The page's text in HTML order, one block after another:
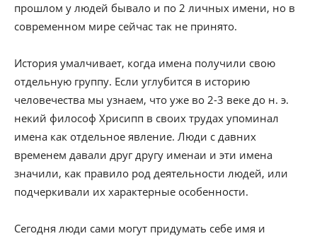
прошлом у людей бывало и по 2 личных имени, но в
современном мире сейчас так не принято.
История умалчивает, когда имена получили свою
отдельную группу. Если углубится в историю
человечества мы узнаем, что уже во 2-3 веке до н. э.
некий философ Хрисипп в своих трудах упоминал
имена как отдельное явление. Люди с давних
временем давали друг другу именаи и эти имена
значили, как правило род деятельности людей, или
подчеркивали их характерные особенности.
Сегодня люди сами могут придумать себе имя и